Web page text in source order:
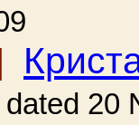
dated 20